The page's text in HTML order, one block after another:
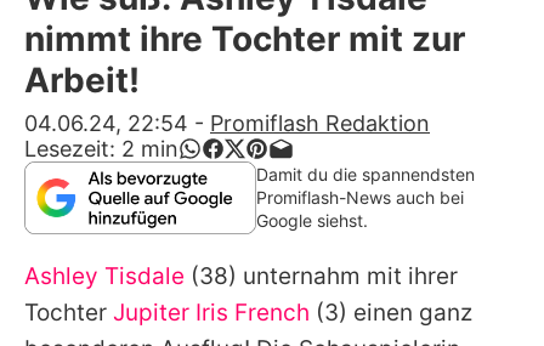
Alle Themen auf Promiflash
App runterladen
Team
Redaktionelle Richtlinien
Impressum
Datenschutzerklärung
nimmt ihre Tochter mit zur
Arbeit!
04.06.24, 22:54 - Promiflash Redaktion
Lesezeit: 2 min
Damit du die spannendsten
Promiflash-News auch bei
Google siehst.
Ashley Tisdale (38) unternahm mit ihrer
Tochter Jupiter Iris French (3) einen ganz